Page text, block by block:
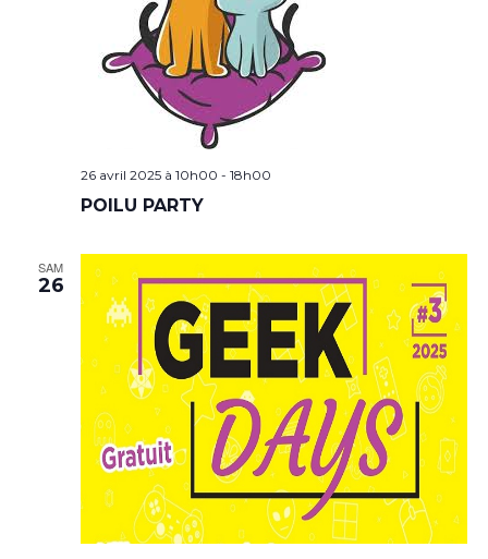
26 avril 2025 à 10h00 - 18h00
POILU PARTY
SAM
26